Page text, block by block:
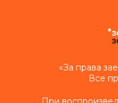
«За права
Все